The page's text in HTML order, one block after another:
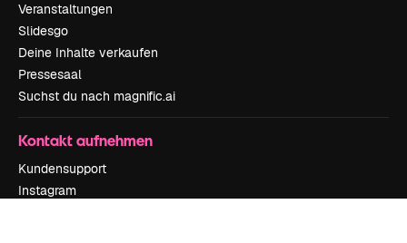
Veranstaltungen
Slidesgo
Deine Inhalte verkaufen
Pressesaal
Suchst du nach magnific.ai
Kontakt aufnehmen
Kundensupport
Instagram